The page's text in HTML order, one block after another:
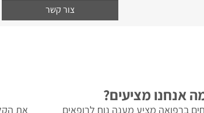
צור קשר
אנחנו מציעים?
ברפואה מציע מענה נוח לרופאים
את